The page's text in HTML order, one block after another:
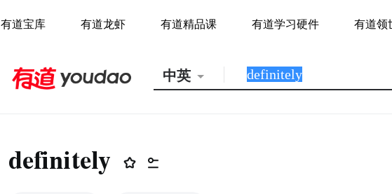
有道宝库 有道龙虾 有道精品课 有道学习硬件 有道领
中英
definitely